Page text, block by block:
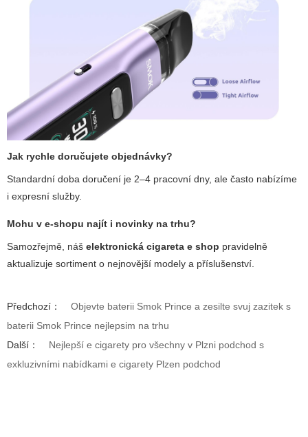
Jak rychle doručujete objednávky?
Standardní doba doručení je 2–4 pracovní dny, ale často nabízíme
i expresní služby.
Mohu v e-shopu najít i novinky na trhu?
Samozřejmě, náš elektronická cigareta e shop pravidelně
aktualizuje sortiment o nejnovější modely a příslušenství.
Předchozí：
Objevte baterii Smok Prince a zesilte svuj zazitek s
baterii Smok Prince nejlepsim na trhu
Další：
Nejlepší e cigarety pro všechny v Plzni podchod s
exkluzivními nabídkami e cigarety Plzen podchod